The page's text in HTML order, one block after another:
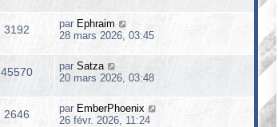
3192 par Ephraim
28 mars 2026, 03:45
45570 par Satza
20 mars 2026, 03:48
2646 par EmberPhoenix
26 févr. 2026, 11:24